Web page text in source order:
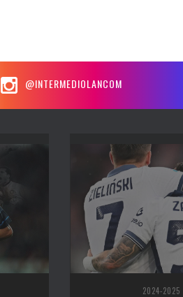
@INTERMEDIOLANCOM
2024-2025